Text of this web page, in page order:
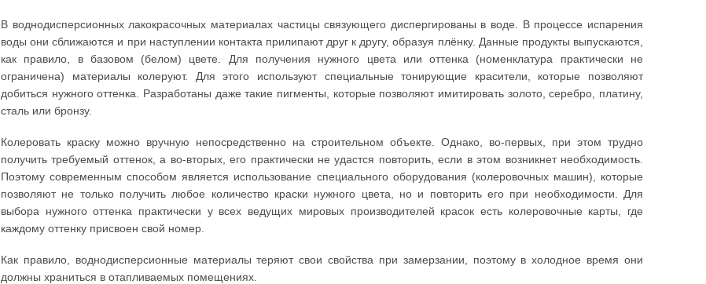
В воднодисперсионных лакокрасочных материалах частицы связующего диспергированы в воде. В процессе испарения
воды они сближаются и при наступлении контакта прилипают друг к другу, образуя плёнку. Данные продукты выпускаются,
как правило, в базовом (белом) цвете. Для получения нужного цвета или оттенка (номенклатура практически не
ограничена) материалы колеруют. Для этого используют специальные тонирующие красители, которые позволяют
добиться нужного оттенка. Разработаны даже такие пигменты, которые позволяют имитировать золото, серебро, платину,
сталь или бронзу.
Колеровать краску можно вручную непосредственно на строительном объекте. Однако, во-первых, при этом трудно
получить требуемый оттенок, а во-вторых, его практически не удастся повторить, если в этом возникнет необходимость.
Поэтому современным способом является использование специального оборудования (колеровочных машин), которые
позволяют не только получить любое количество краски нужного цвета, но и повторить его при необходимости. Для
выбора нужного оттенка практически у всех ведущих мировых производителей красок есть колеровочные карты, где
каждому оттенку присвоен свой номер.
Как правило, воднодисперсионные материалы теряют свои свойства при замерзании, поэтому в холодное время они
должны храниться в отапливаемых помещениях.